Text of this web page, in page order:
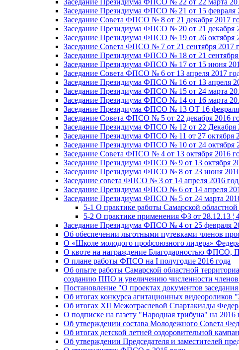
Заседание Президиума ФПСО № 21 от 15 февраля
Заседание Совета ФПСО № 8 от 21 декабря 2017
Заседание Президиума ФПСО № 20 от 21 декабря
Заседание Президиума ФПСО № 19 от 26 октября
Заседание Совета ФПСО № 7 от 21 сентября 2017
Заседание Президиума ФПСО № 18 от 21 сентября
Заседание Президиума ФПСО № 17 от 15 июня
Заседание Совета ФПСО № 6 от 13 апреля 2017
Заседание Президиума ФПСО № 16 от 13 апреля
Заседание Президиума ФПСО № 15 от 24 марта
Заседание Президиума ФПСО № 14 от 16 марта
Заседание Президиума ФПСО № 13 ОТ 16 февраля
Заседание Совета ФПСО № 5 от 22 декабря 2016
Заседание Президиума ФПСО № 12 от 22 Декабря
Заседание Президиума ФПСО № 11 от 27 октября
Заседание Президиума ФПСО № 10 от 24 октября
Заседание Совета ФПСО № 4 от 13 октября 2016
Заседание Президиума ФПСО № 9 от 13 октября
Заседание Президиума ФПСО № 8 от 23 июня
Заседание совета ФПСО № 3 от 14 апреля 2016
Заседание Президиума ФПСО № 6 от 14 апреля
Заседание Президиума ФПСО № 5 от 24 марта
5-1 О практике работы Самарской
5-2 О практике применения ФЗ от 28.12.13
Заседание Президиума ФПСО № 4 от 25 февраля
Об обеспечении льготными путевками членов
О «Школе молодого профсоюзного лидера»
О квоте на награждение Благодарностью ФПСО,
О плане работы ФПСО на I полугодие 2016 года
Об опыте работы Самарской областной
созданию ППО и увеличению численности
Постановление "О проектах документов
Об итогах конкурса агитационных видеороликов
Об итогах XII Межотраслевой Спартакиады
О подписке на газету "Народная трибуна" на 2016
Об утверждении состава Молодежного Совета
Об итогах детской летней оздоровительной
Об утверждении Председателя и заместителей